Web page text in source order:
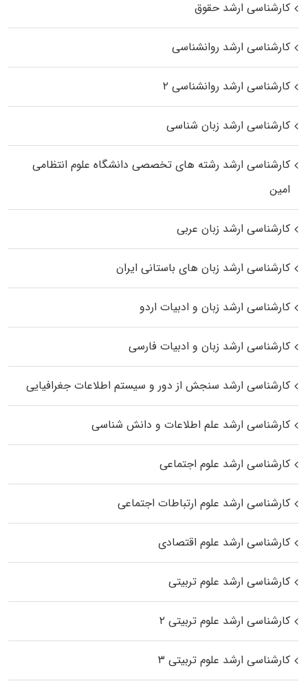
کارشناسی ارشد حقوق
کارشناسی ارشد روانشناسی
کارشناسی ارشد روانشناسی ۲
کارشناسی ارشد زبان شناسی
کارشناسی ارشد رﺷﺘﻪ ﻫﺎی تخصصی داﻧﺸﮕﺎه ﻋﻠﻮم انتظامی
اﻣﻴﻦ
کارشناسی ارشد زبان عربی
کارشناسی ارشد زبان‌ های باستانی ایران
کارشناسی ارشد زبان و ادبیات اردو
کارشناسی ارشد زبان و ادبیات فارسی
کارشناسی ارشد سنجش از دور و سیستم اطلاعات جغرافیایی
کارشناسی ارشد علم اطلاعات و دانش شناسی
کارشناسی ارشد علوم اجتماعی
کارشناسی ارشد علوم ارتباطات اجتماعی
کارشناسی ارشد علوم اقتصادی
کارشناسی ارشد علوم تربیتی
کارشناسی ارشد علوم تربیتی ۲
کارشناسی ارشد علوم تربیتی ۳